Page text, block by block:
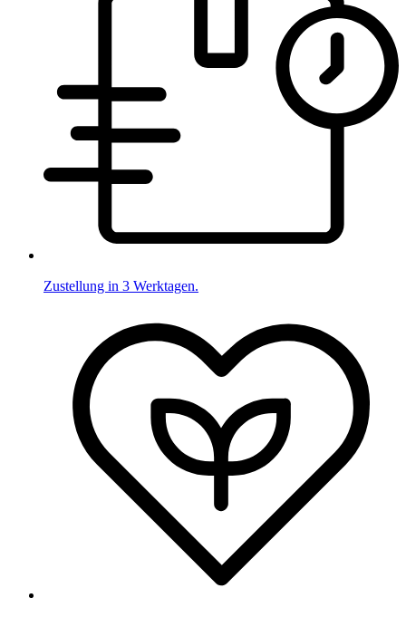
Zustellung in 3 Werktagen.